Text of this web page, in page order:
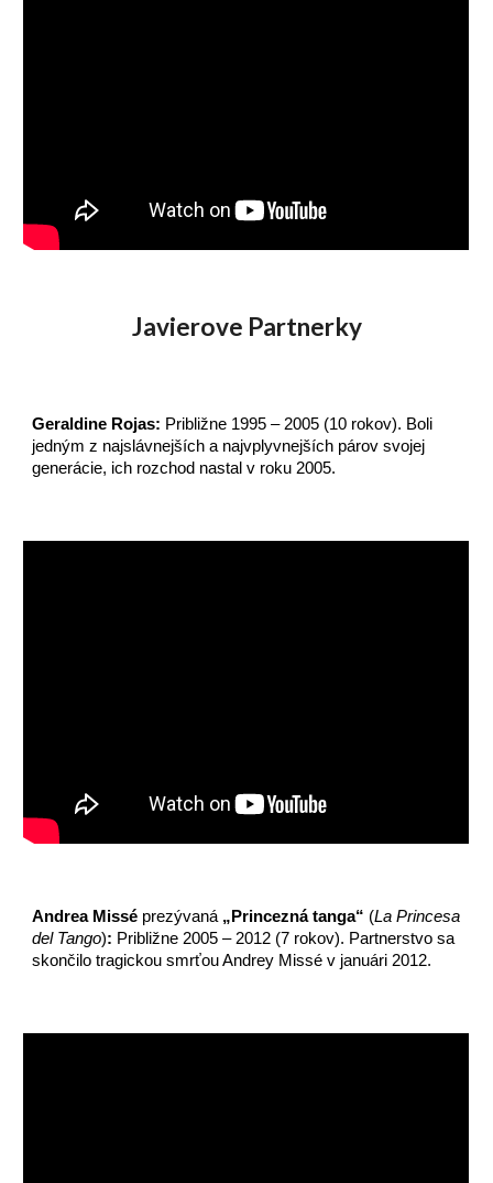
Javierove Partnerky
Geraldine Rojas: Približne 1995 – 2005 (10 rokov). Boli
jedným z najslávnejších a najvplyvnejších párov svojej
generácie, ich rozchod nastal v roku 2005.
Andrea Missé prezývaná „Princezná tanga“ (La Princesa
del Tango): Približne 2005 – 2012 (7 rokov). Partnerstvo sa
skončilo tragickou smrťou Andrey Missé v januári 2012.